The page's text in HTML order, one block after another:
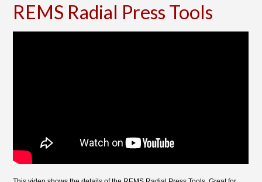
REMS Radial Press Tools